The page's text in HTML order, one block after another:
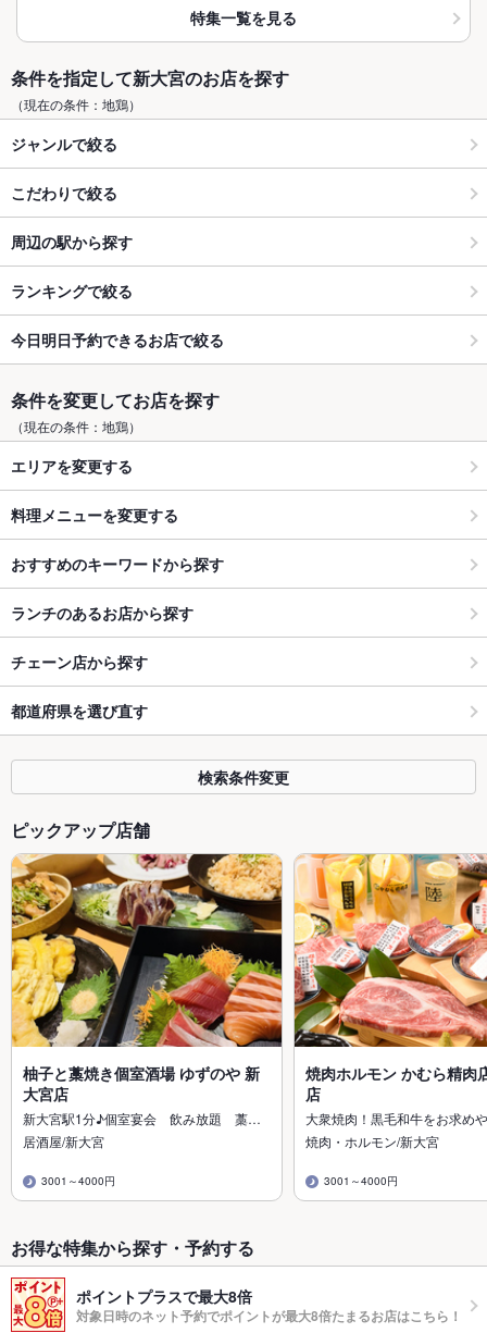
特集一覧を見る
条件を指定して新大宮のお店を探す
（現在の条件：地鶏）
ジャンルで絞る
こだわりで絞る
周辺の駅から探す
ランキングで絞る
今日明日予約できるお店で絞る
条件を変更してお店を探す
（現在の条件：地鶏）
エリアを変更する
料理メニューを変更する
おすすめのキーワードから探す
ランチのあるお店から探す
チェーン店から探す
都道府県を選び直す
検索条件変更
ピックアップ店舗
柚子と藁焼き個室酒場 ゆずのや 新
大宮店
新大宮駅1分♪個室宴会 飲み放題 藁…
居酒屋/新大宮
3001～4000円
焼肉ホルモン かむら精肉
店
大衆焼肉！黒毛和牛をお求め
焼肉・ホルモン/新大宮
3001～4000円
お得な特集から探す・予約する
ポイントプラスで最大8倍
対象日時のネット予約でポイントが最大8倍たまるお店はこちら！